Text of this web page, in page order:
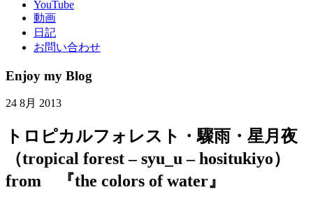
YouTube
動画
日記
お問い合わせ
Enjoy my Blog
24 8月 2013
トロピカルフォレスト・驟雨・星月夜
（tropical forest – syu_u – hositukiyo）
from 『the colors of water』